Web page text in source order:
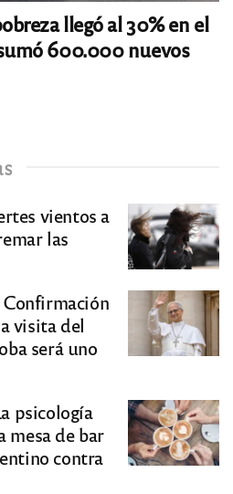
llegó al 30% en el
600.000 nuevos
vientos a
las
Confirmación
visita del
será uno
psicología
mesa de bar
contra